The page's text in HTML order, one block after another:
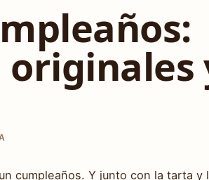
cumpleaños. Y junto con la tarta y